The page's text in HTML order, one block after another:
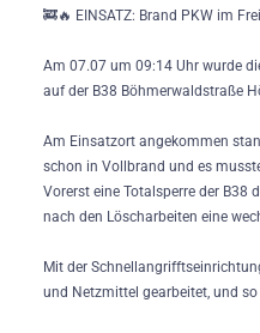
🚒🔥 EINSATZ: Brand PKW im
Am 07.07 um 09:14 Uhr wurde
auf der B38 Böhmerwaldstraße
Am Einsatzort angekommen
schon in Vollbrand und es
Vorerst eine Totalsperre der B38
nach den Löscharbeiten eine
Mit der
und Netzmittel gearbeitet, und